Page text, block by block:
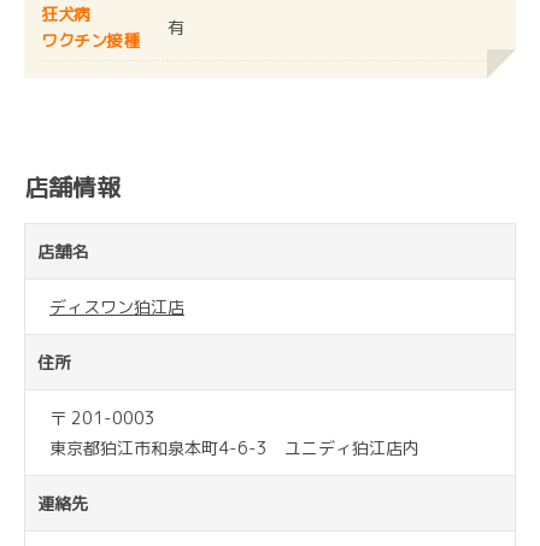
狂犬病
ワクチン接種
有
店舗情報
店舗名
ディスワン狛江店
住所
〒 201-0003
東京都狛江市和泉本町4-6-3 ユニディ狛江店内
連絡先